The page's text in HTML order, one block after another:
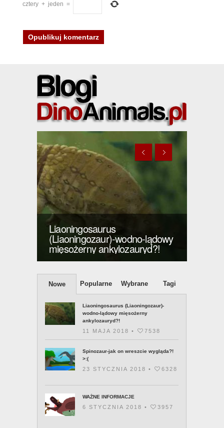
cztery + jeden =
Liaoningosaurus
(Liaoningozaur)-wodno-lądowy
mięsożerny ankylozauryd?!
Nowe Popularne Wybrane Tagi
Liaoningosaurus (Liaoningozaur)-
wodno-lądowy mięsożerny
ankylozauryd?!
11 MAJA 2018 • 7538
Spinozaur-jak on wreszcie wygląda?!
>:(
23 STYCZNIA 2018 • 6328
WAŻNE INFORMACJE
6 STYCZNIA 2018 • 3957